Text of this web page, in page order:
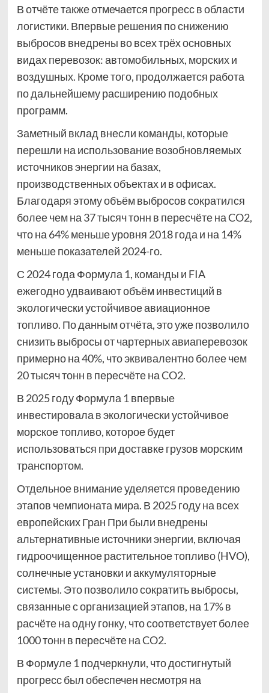
В отчёте также отмечается прогресс в области
логистики. Впервые решения по снижению
выбросов внедрены во всех трёх основных
видах перевозок: автомобильных, морских и
воздушных. Кроме того, продолжается работа
по дальнейшему расширению подобных
программ.
Заметный вклад внесли команды, которые
перешли на использование возобновляемых
источников энергии на базах,
производственных объектах и в офисах.
Благодаря этому объём выбросов сократился
более чем на 37 тысяч тонн в пересчёте на CO2,
что на 64% меньше уровня 2018 года и на 14%
меньше показателей 2024-го.
С 2024 года Формула 1, команды и FIA
ежегодно удваивают объём инвестиций в
экологически устойчивое авиационное
топливо. По данным отчёта, это уже позволило
снизить выбросы от чартерных авиаперевозок
примерно на 40%, что эквивалентно более чем
20 тысяч тонн в пересчёте на CO2.
В 2025 году Формула 1 впервые
инвестировала в экологически устойчивое
морское топливо, которое будет
использоваться при доставке грузов морским
транспортом.
Отдельное внимание уделяется проведению
этапов чемпионата мира. В 2025 году на всех
европейских Гран При были внедрены
альтернативные источники энергии, включая
гидроочищенное растительное топливо (HVO),
солнечные установки и аккумуляторные
системы. Это позволило сократить выбросы,
связанные с организацией этапов, на 17% в
расчёте на одну гонку, что соответствует более
1000 тонн в пересчёте на CO2.
В Формуле 1 подчеркнули, что достигнутый
прогресс был обеспечен несмотря на